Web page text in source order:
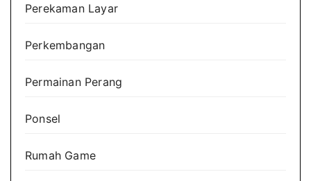
Perekaman Layar
Perkembangan
Permainan Perang
Ponsel
Rumah Game